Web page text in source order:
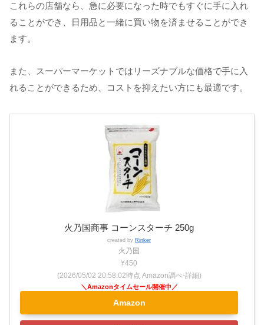
これらの店舗なら、急に必要になった時でもすぐに手に入れ
ることができ、日用品と一緒に買い物を済ませることができ
ます。
また、スーパーマーケットではリーズナブルな価格で手に入
れることができるため、コストを抑えたい方にも最適です。
火乃国商事 コーンスターチ 250g
created by Rinker
火乃国
¥450
(2026/05/02 20:58:02時点 Amazon調べ-詳細)
Amazon